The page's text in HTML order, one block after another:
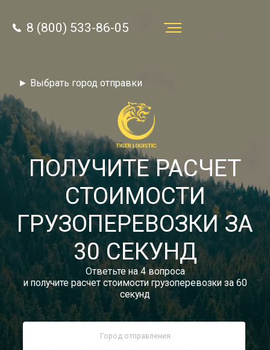
8 (800) 533-86-05
Звонок по России бесплатный
autotransport24@yandex.ru
Заказать звонок
Тарифы
Отзывы
Статьи
Новости
Документы
Контакты
► Выбрать город отправки
8 (800) 533-86-05
ПОЛУЧИТЕ РАСЧЕТ
СТОИМОСТИ
ГРУЗОПЕРЕВОЗКИ ЗА
30 СЕКУНД
Ответьте на 4 вопроса
и получите расчет стоимости грузоперевозки за 60
секунд